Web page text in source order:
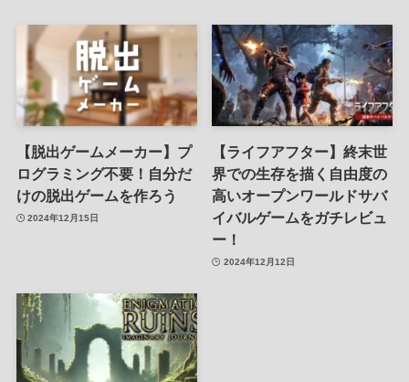
【脱出ゲームメーカー】プ
ログラミング不要！自分だ
けの脱出ゲームを作ろう
2024年12月15日
【ライフアフター】終末世
界での生存を描く自由度の
高いオープンワールドサバ
イバルゲームをガチレビュ
ー！
2024年12月12日